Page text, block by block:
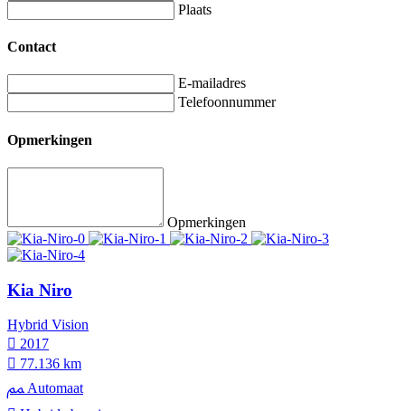
Plaats
Contact
E-mailadres
Telefoonnummer
Opmerkingen
Opmerkingen
Kia Niro
Hybrid Vision
2017
77.136 km
Automaat